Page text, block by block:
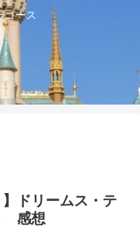
コース
】ドリームス・テ
感想